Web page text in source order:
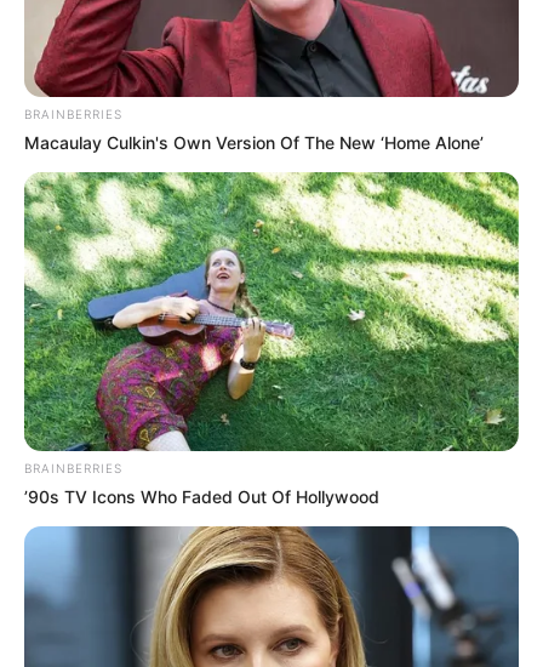
BRAINBERRIES
Macaulay Culkin's Own Version Of The New ‘Home Alone’
BRAINBERRIES
’90s TV Icons Who Faded Out Of Hollywood